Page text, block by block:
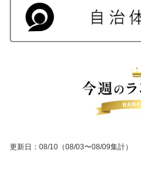
更新日 ： 08/10 （08/03〜08/09集計）